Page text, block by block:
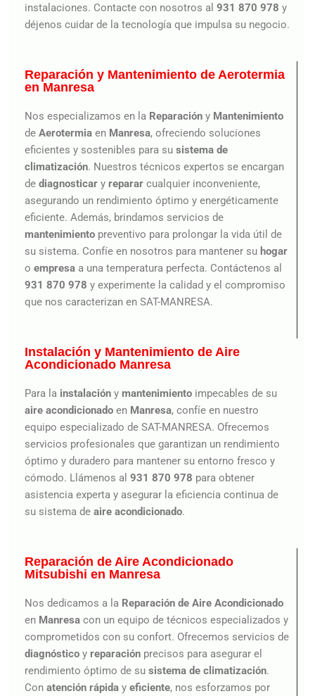
instalaciones. Contacte con nosotros al 931 870 978 y
déjenos cuidar de la tecnología que impulsa su negocio.
Reparación y Mantenimiento de Aerotermia
en Manresa
Nos especializamos en la Reparación y Mantenimiento
de Aerotermia en Manresa, ofreciendo soluciones
eficientes y sostenibles para su sistema de
climatización. Nuestros técnicos expertos se encargan
de diagnosticar y reparar cualquier inconveniente,
asegurando un rendimiento óptimo y energéticamente
eficiente. Además, brindamos servicios de
mantenimiento preventivo para prolongar la vida útil de
su sistema. Confíe en nosotros para mantener su hogar
o empresa a una temperatura perfecta. Contáctenos al
931 870 978 y experimente la calidad y el compromiso
que nos caracterizan en SAT-MANRESA.
Instalación y Mantenimiento de Aire
Acondicionado Manresa
Para la instalación y mantenimiento impecables de su
aire acondicionado en Manresa, confíe en nuestro
equipo especializado de SAT-MANRESA. Ofrecemos
servicios profesionales que garantizan un rendimiento
óptimo y duradero para mantener su entorno fresco y
cómodo. Llámenos al 931 870 978 para obtener
asistencia experta y asegurar la eficiencia continua de
su sistema de aire acondicionado.
Reparación de Aire Acondicionado
Mitsubishi en Manresa
Nos dedicamos a la Reparación de Aire Acondicionado
en Manresa con un equipo de técnicos especializados y
comprometidos con su confort. Ofrecemos servicios de
diagnóstico y reparación precisos para asegurar el
rendimiento óptimo de su sistema de climatización.
Con atención rápida y eficiente, nos esforzamos por